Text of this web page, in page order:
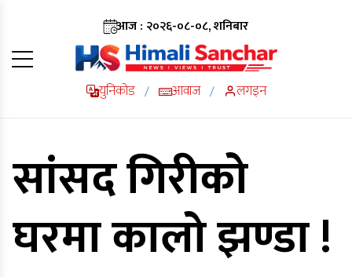
आज : २०२६-०८-०८, शनिबार
युनिकोड / आवाज / लगइन
सांसद गिरीको
घरमा कालो झण्डा !